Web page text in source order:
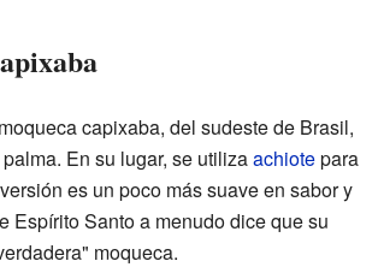
capixaba, del sudeste de Brasil,
En su lugar, se utilizaachiotepara
es un poco más suave en sabor y
Espírito Santo a menudo dice que su
moqueca.